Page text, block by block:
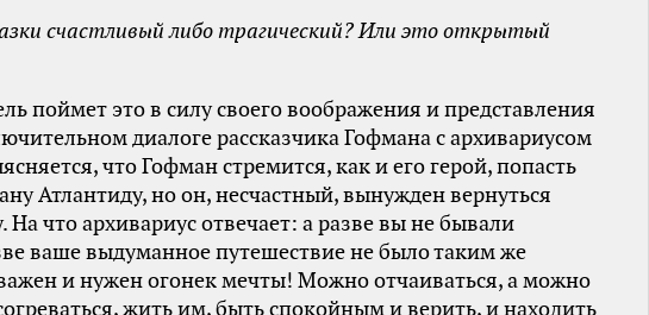
счастливый либо трагический? Или это открытый
поймет это в силу своего воображения и представления
диалоге рассказчика Гофмана с архивариусом
что Гофман стремится, как и его герой, попасть
Атлантиду, но он, несчастный, вынужден вернуться
На что архивариус отвечает: а разве вы не бывали
ваше выдуманное путешествие не было таким же
и нужен огонек мечты! Можно отчаиваться, а можно